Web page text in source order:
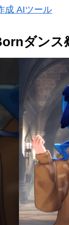
成 AIツール
ダンス